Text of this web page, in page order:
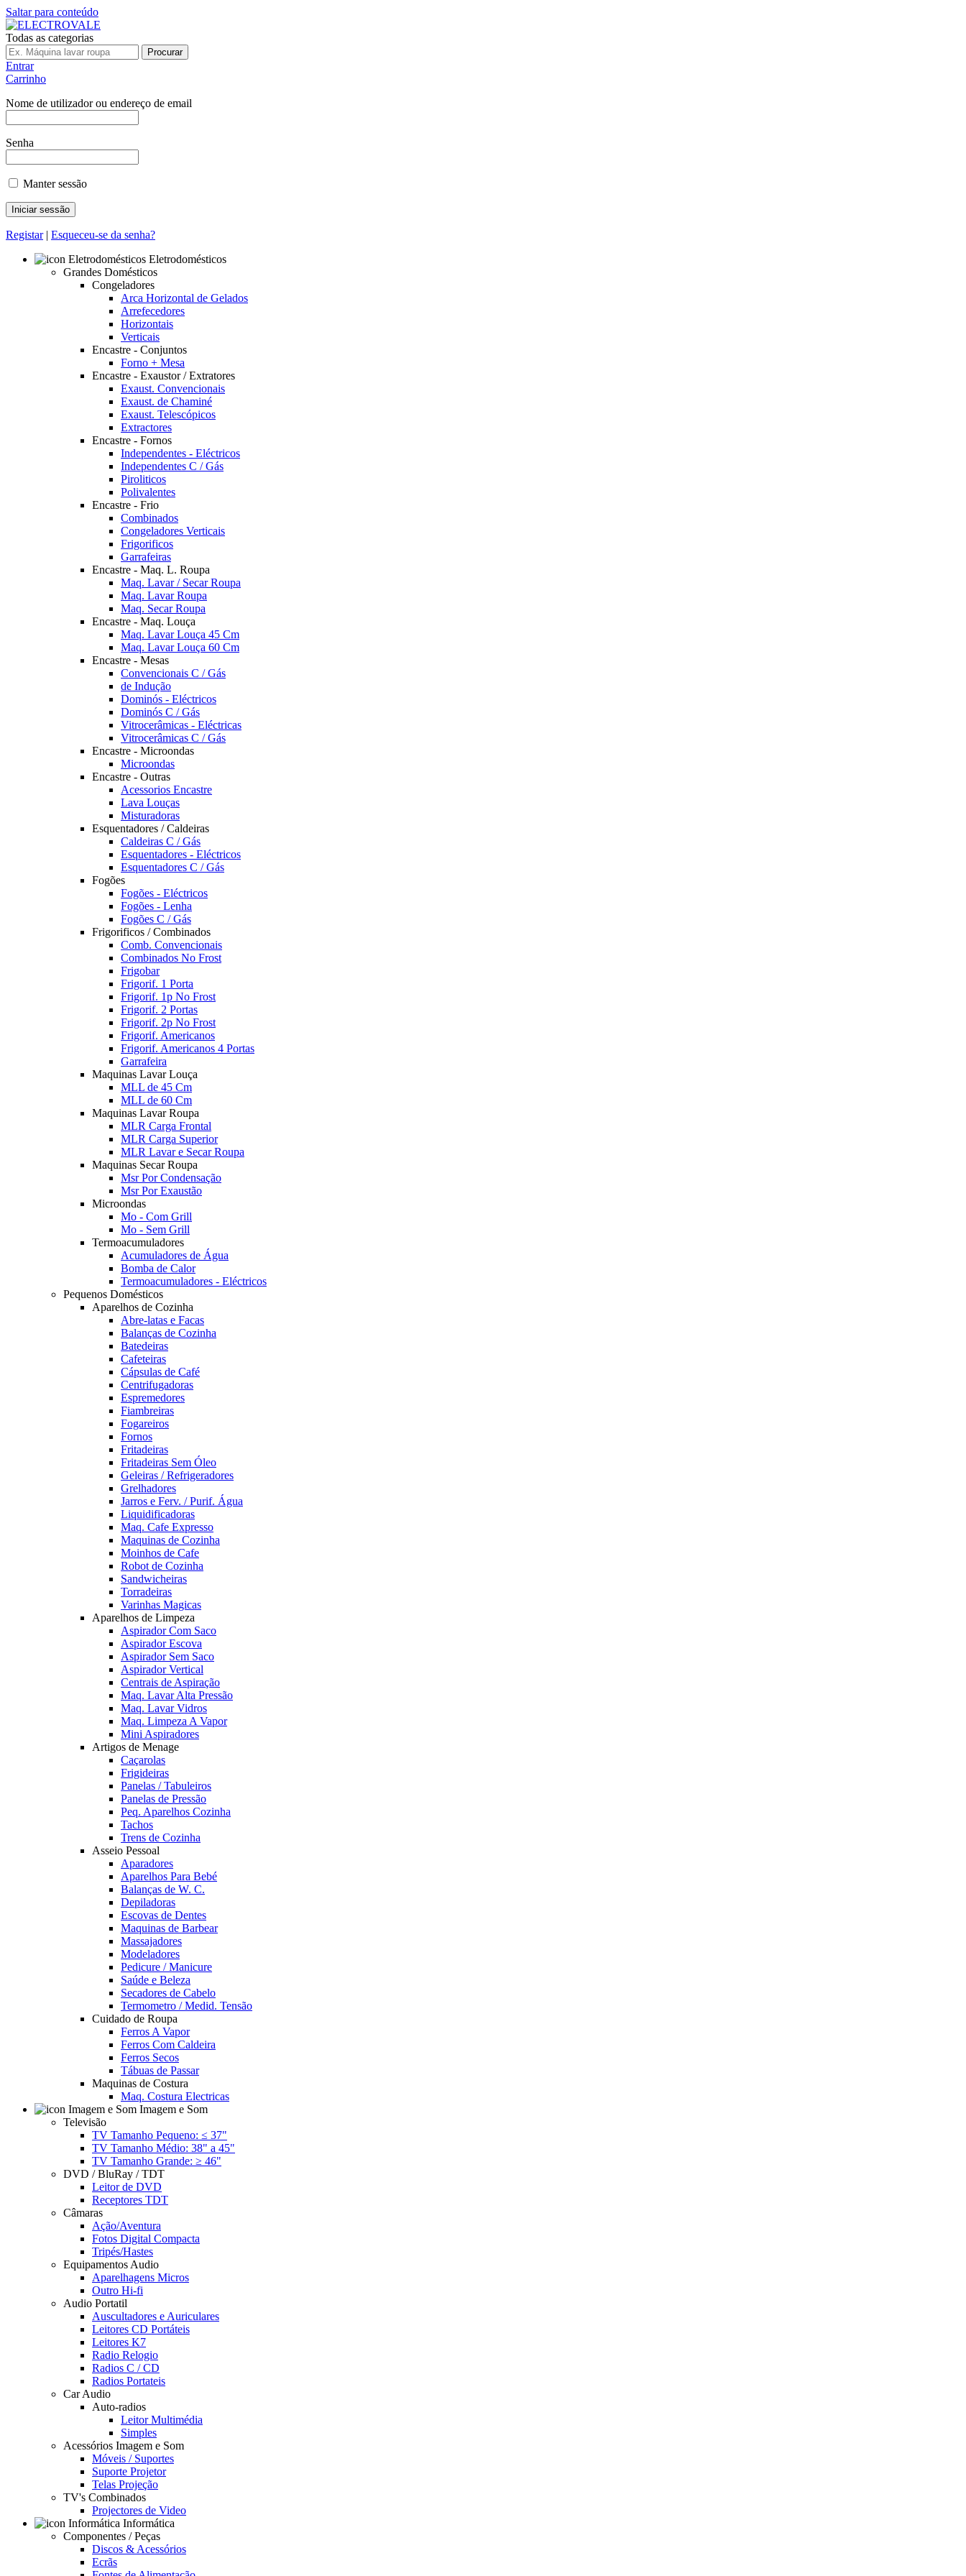
Saltar para conteúdo
Todas as categorias
Procurar
Entrar
Carrinho
Nome de utilizador ou endereço de email
Senha
Manter sessão
Registar| Esqueceu-se da senha?
Eletrodomésticos
Grandes Domésticos
Congeladores
Arca Horizontal de Gelados
Arrefecedores
Horizontais
Verticais
Encastre - Conjuntos
Forno + Mesa
Encastre - Exaustor / Extratores
Exaust. Convencionais
Exaust. de Chaminé
Exaust. Telescópicos
Extractores
Encastre - Fornos
Independentes - Eléctricos
Independentes C / Gás
Piroliticos
Polivalentes
Encastre - Frio
Combinados
Congeladores Verticais
Frigorificos
Garrafeiras
Encastre - Maq. L. Roupa
Maq. Lavar / Secar Roupa
Maq. Lavar Roupa
Maq. Secar Roupa
Encastre - Maq. Louça
Maq. Lavar Louça 45 Cm
Maq. Lavar Louça 60 Cm
Encastre - Mesas
Convencionais C / Gás
de Indução
Dominós - Eléctricos
Dominós C / Gás
Vitrocerâmicas - Eléctricas
Vitrocerâmicas C / Gás
Encastre - Microondas
Microondas
Encastre - Outras
Acessorios Encastre
Lava Louças
Misturadoras
Esquentadores / Caldeiras
Caldeiras C / Gás
Esquentadores - Eléctricos
Esquentadores C / Gás
Fogões
Fogões - Eléctricos
Fogões - Lenha
Fogões C / Gás
Frigorificos / Combinados
Comb. Convencionais
Combinados No Frost
Frigobar
Frigorif. 1 Porta
Frigorif. 1p No Frost
Frigorif. 2 Portas
Frigorif. 2p No Frost
Frigorif. Americanos
Frigorif. Americanos 4 Portas
Garrafeira
Maquinas Lavar Louça
MLL de 45 Cm
MLL de 60 Cm
Maquinas Lavar Roupa
MLR Carga Frontal
MLR Carga Superior
MLR Lavar e Secar Roupa
Maquinas Secar Roupa
Msr Por Condensação
Msr Por Exaustão
Microondas
Mo - Com Grill
Mo - Sem Grill
Termoacumuladores
Acumuladores de Água
Bomba de Calor
Termoacumuladores - Eléctricos
Pequenos Domésticos
Aparelhos de Cozinha
Abre-latas e Facas
Balanças de Cozinha
Batedeiras
Cafeteiras
Cápsulas de Café
Centrifugadoras
Espremedores
Fiambreiras
Fogareiros
Fornos
Fritadeiras
Fritadeiras Sem Óleo
Geleiras / Refrigeradores
Grelhadores
Jarros e Ferv. / Purif. Água
Liquidificadoras
Maq. Cafe Expresso
Maquinas de Cozinha
Moinhos de Cafe
Robot de Cozinha
Sandwicheiras
Torradeiras
Varinhas Magicas
Aparelhos de Limpeza
Aspirador Com Saco
Aspirador Escova
Aspirador Sem Saco
Aspirador Vertical
Centrais de Aspiração
Maq. Lavar Alta Pressão
Maq. Lavar Vidros
Maq. Limpeza A Vapor
Mini Aspiradores
Artigos de Menage
Caçarolas
Frigideiras
Panelas / Tabuleiros
Panelas de Pressão
Peq. Aparelhos Cozinha
Tachos
Trens de Cozinha
Asseio Pessoal
Aparadores
Aparelhos Para Bebé
Balanças de W. C.
Depiladoras
Escovas de Dentes
Maquinas de Barbear
Massajadores
Modeladores
Pedicure / Manicure
Saúde e Beleza
Secadores de Cabelo
Termometro / Medid. Tensão
Cuidado de Roupa
Ferros A Vapor
Ferros Com Caldeira
Ferros Secos
Tábuas de Passar
Maquinas de Costura
Maq. Costura Electricas
Imagem e Som
Televisão
TV Tamanho Pequeno: ≤ 37"
TV Tamanho Médio: 38" a 45"
TV Tamanho Grande: ≥ 46"
DVD / BluRay / TDT
Leitor de DVD
Receptores TDT
Câmaras
Ação/Aventura
Fotos Digital Compacta
Tripés/Hastes
Equipamentos Audio
Aparelhagens Micros
Outro Hi-fi
Audio Portatil
Auscultadores e Auriculares
Leitores CD Portáteis
Leitores K7
Radio Relogio
Radios C / CD
Radios Portateis
Car Audio
Auto-radios
Leitor Multimédia
Simples
Acessórios Imagem e Som
Móveis / Suportes
Suporte Projetor
Telas Projeção
TV's Combinados
Projectores de Video
Informática
Componentes / Peças
Discos & Acessórios
Ecrãs